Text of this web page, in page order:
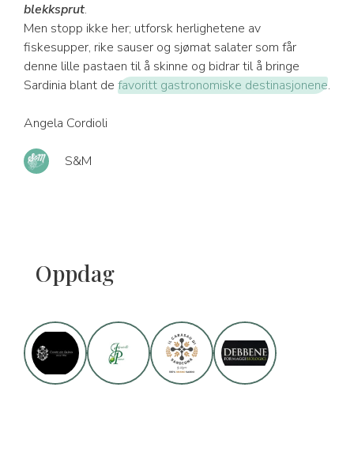
blekksprut.
Men stopp ikke her; utforsk herlighetene av
fiskesupper, rike sauser og sjømat salater som får
denne lille pastaen til å skinne og bidrar til å bringe
Sardinia blant de favoritt gastronomiske destinasjonene.
Angela Cordioli
S&M
Oppdag